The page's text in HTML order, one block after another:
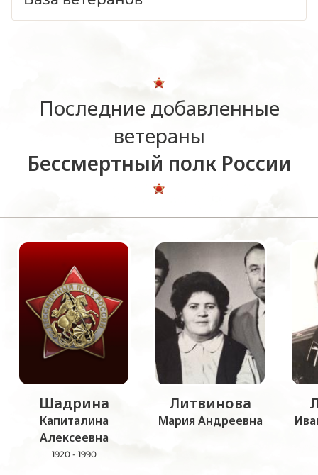
Последние добавленные
ветераны
Бессмертный полк России
Шадрина
Капиталина
Алексеевна
1920 - 1990
Литвинова
Мария Андреевна